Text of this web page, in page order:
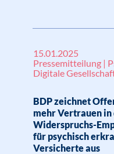
15.01.2025
Pressemitteilung |
Digitale
BDP zeichnet
mehr Vertrauen in
Widerspruchs-
für psychisch
Versicherte aus